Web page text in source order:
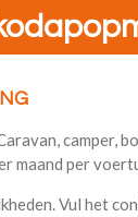
camper,
maand per
Vul het